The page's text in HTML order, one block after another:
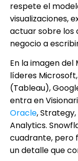
respete el
visualizaciones,
actuar sobre los
negocio a escribir
En la imagen
líderes
(Tableau),
entra en
Oracle, Strategy,
Analytics.
cuadrante, pero
un detalle que